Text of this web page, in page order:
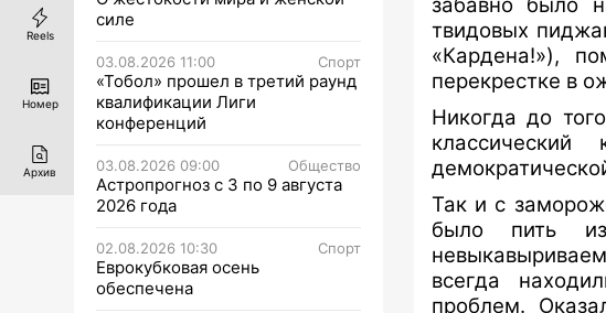
силе
03.08.2026 11:00 Спорт
«Тобол» прошел в третий раунд
квалификации Лиги
конференций
03.08.2026 09:00 Общество
Астропрогноз с 3 по 9 августа
2026 года
02.08.2026 10:30 Спорт
Еврокубковая осень
обеспечена
твидовых
«Кардена!»),
перекрестке в
Никогда до
Так и с
было пить
всегда
проблем.
Reels
Номер
Архив